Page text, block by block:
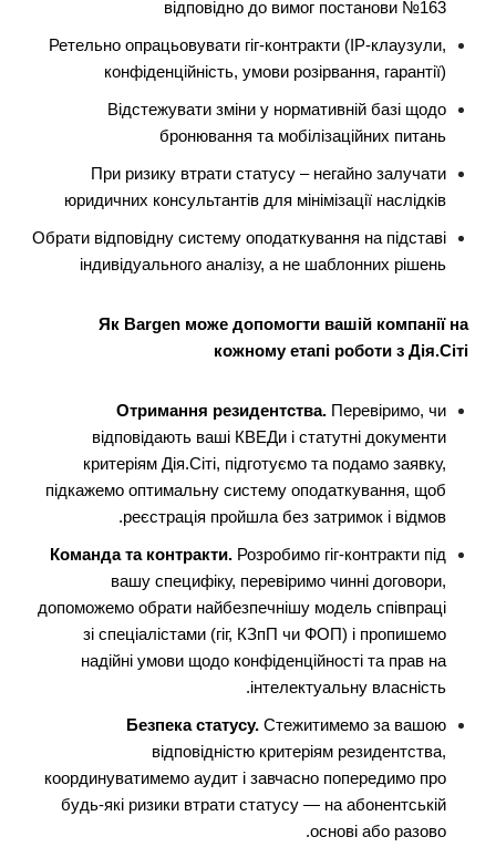
відповідно до вимог постанови №163
Ретельно опрацьовувати гіг-контракти (IP-клаузули,
конфіденційність, умови розірвання, гарантії)
Відстежувати зміни у нормативній базі щодо
бронювання та мобілізаційних питань
При ризику втрати статусу – негайно залучати
юридичних консультантів для мінімізації наслідків
Обрати відповідну систему оподаткування на підставі
індивідуального аналізу, а не шаблонних рішень
Як Bargen може допомогти вашій компанії на
кожному етапі роботи з Дія.Сіті
Отримання резидентства. Перевіримо, чи
відповідають ваші КВЕДи і статутні документи
критеріям Дія.Сіті, підготуємо та подамо заявку,
підкажемо оптимальну систему оподаткування, щоб
реєстрація пройшла без затримок і відмов.
Команда та контракти. Розробимо гіг-контракти під
вашу специфіку, перевіримо чинні договори,
допоможемо обрати найбезпечнішу модель співпраці
зі спеціалістами (гіг, КЗпП чи ФОП) і пропишемо
надійні умови щодо конфіденційності та прав на
інтелектуальну власність.
Безпека статусу. Стежитимемо за вашою
відповідністю критеріям резидентства,
координуватимемо аудит і завчасно попередимо про
будь-які ризики втрати статусу — на абонентській
основі або разово.